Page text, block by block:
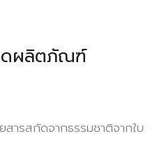
ดผลิตภัณฑ์
ารสกัดจากธรรมชาติจากใบ